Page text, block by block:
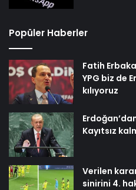
Popüler Haberler
Fatih
YPG biz de
kılıyoruz
Kayıtsız
Verilen
sinirini 4.